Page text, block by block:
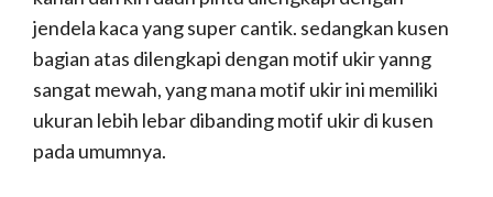
jendela kaca yang super cantik. sedangkan kusen
bagian atas dilengkapi dengan motif ukir yanng
sangat mewah, yang mana motif ukir ini memiliki
ukuran lebih lebar dibanding motif ukir di kusen
pada umumnya.